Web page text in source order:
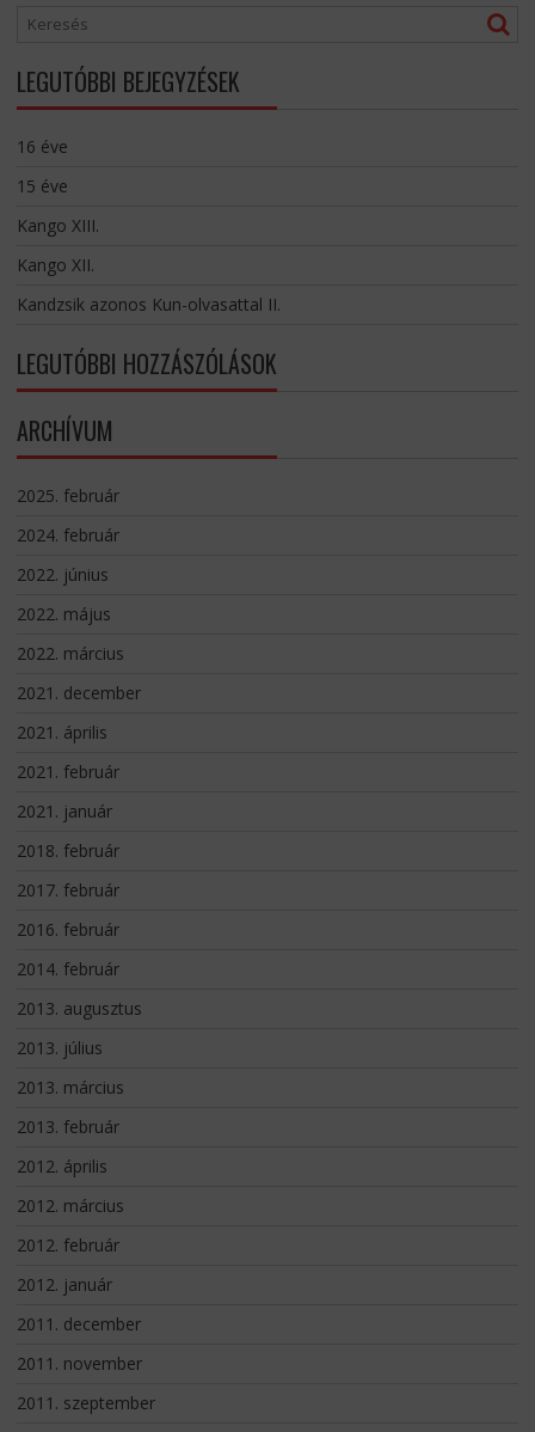
LEGUTÓBBI BEJEGYZÉSEK
16 éve
15 éve
Kango XIII.
Kango XII.
Kandzsik azonos Kun-olvasattal II.
LEGUTÓBBI HOZZÁSZÓLÁSOK
ARCHÍVUM
2025. február
2024. február
2022. június
2022. május
2022. március
2021. december
2021. április
2021. február
2021. január
2018. február
2017. február
2016. február
2014. február
2013. augusztus
2013. július
2013. március
2013. február
2012. április
2012. március
2012. február
2012. január
2011. december
2011. november
2011. szeptember